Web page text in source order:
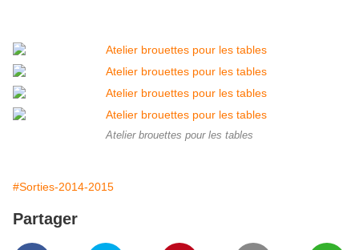
Atelier brouettes pour les tables
#Sorties-2014-2015
Partager